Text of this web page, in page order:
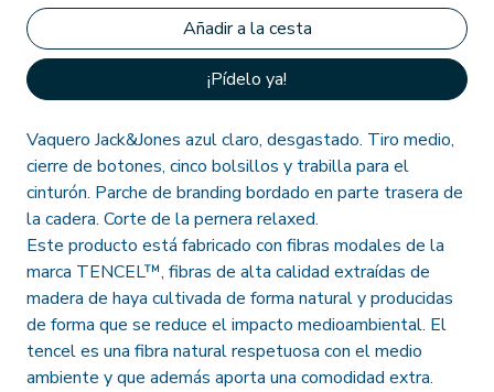
¡Pídelo ya!
Vaquero Jack&Jones azul claro, desgastado. Tiro medio,
cierre de botones, cinco bolsillos y trabilla para el
cinturón. Parche de branding bordado en parte trasera de
la cadera. Corte de la pernera relaxed.
Este producto está fabricado con fibras modales de la
marca TENCEL™, fibras de alta calidad extraídas de
madera de haya cultivada de forma natural y producidas
de forma que se reduce el impacto medioambiental. El
tencel es una fibra natural respetuosa con el medio
ambiente y que además aporta una comodidad extra.